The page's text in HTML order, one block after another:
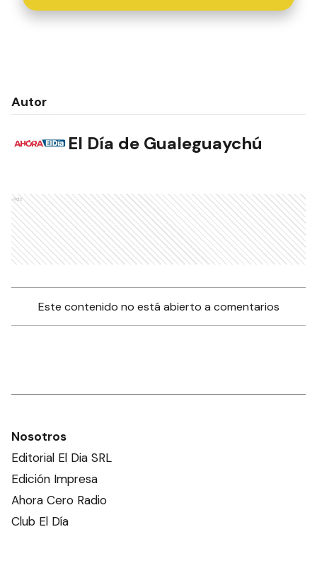
Autor
El Día de Gualeguaychú
Ads
Este contenido no está abierto a comentarios
Nosotros
Editorial El Dia SRL
Edición Impresa
Ahora Cero Radio
Club El Día